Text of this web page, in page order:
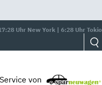
Uhr New York | 6:28 Uhr Tokio
von